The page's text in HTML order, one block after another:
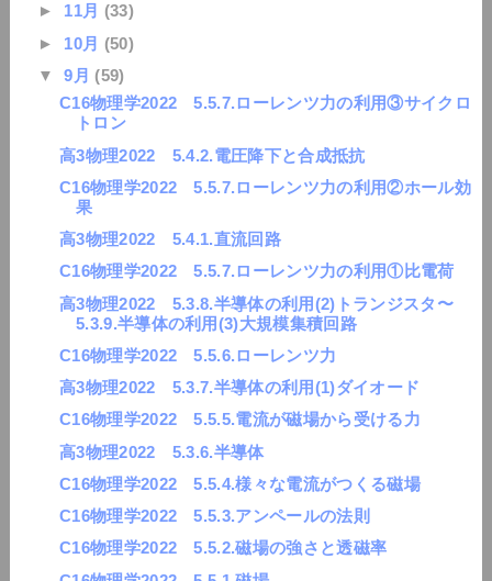
► 11月 (33)
► 10月 (50)
▼9月 (59)
C16物理学2022 5.5.7.ローレンツ力の利用③サイクロ
トロン
高3物理2022 5.4.2.電圧降下と合成抵抗
C16物理学2022 5.5.7.ローレンツ力の利用②ホール効
果
高3物理2022 5.4.1.直流回路
C16物理学2022 5.5.7.ローレンツ力の利用①比電荷
高3物理2022 5.3.8.半導体の利用(2)トランジスタ〜
5.3.9.半導体の利用(3)大規模集積回路
C16物理学2022 5.5.6.ローレンツ力
高3物理2022 5.3.7.半導体の利用(1)ダイオード
C16物理学2022 5.5.5.電流が磁場から受ける力
高3物理2022 5.3.6.半導体
C16物理学2022 5.5.4.様々な電流がつくる磁場
C16物理学2022 5.5.3.アンペールの法則
C16物理学2022 5.5.2.磁場の強さと透磁率